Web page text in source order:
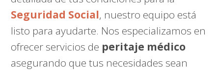
Seguridad Social, nuestro equipo está
listo para ayudarte. Nos especializamos en
ofrecer servicios de peritaje médico
asegurando que tus necesidades sean